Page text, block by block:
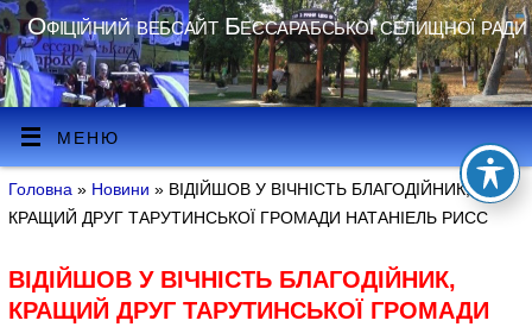
Офіційний вебсайт Бессарабської селищної ради
МЕНЮ
Головна » Новини » ВІДІЙШОВ У ВІЧНІСТЬ БЛАГОДІЙНИК,
КРАЩИЙ ДРУГ ТАРУТИНСЬКОЇ ГРОМАДИ НАТАНІЕЛЬ РИСС
ВІДІЙШОВ У ВІЧНІСТЬ БЛАГОДІЙНИК,
КРАЩИЙ ДРУГ ТАРУТИНСЬКОЇ ГРОМАДИ